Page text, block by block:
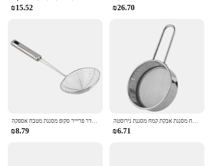
₪15.52 ₪26.70
נירוסטה טיגון מסגר צ 'יפס כף תיל רשת סקיימר קולדר פריייר סקופ מסננת מטבח אספקה
₪8.79
מסננת קמח רשת בסדר סוכר סוכר קקאו מאצ 'ה קמח מסננת אבקת קמח מסננת נירוסטה
₪6.71